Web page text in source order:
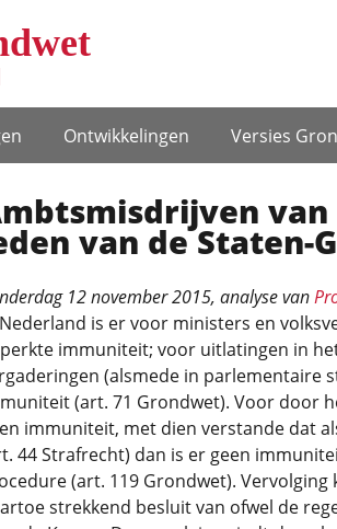
Ontwikke­lingen Versies
van de Staten-
12 november 2015, analyse van
is er voor ministers en
immuniteit; voor uitlatingen in
(alsmede in parlementaire
(art. 71 Grondwet). Voor door
immuniteit, met dien verstande dat
44 Strafrecht) dan is er geen
(art. 119 Grondwet).
strekkend besluit van ofwel de